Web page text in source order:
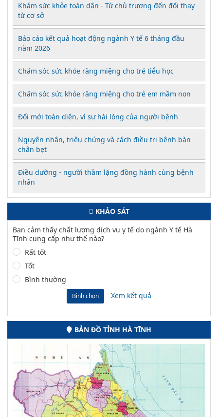
Khám sức khỏe toàn dân - Từ chủ trương đến đổi thay
từ cơ sở
Báo cáo kết quả hoạt động ngành Y tế 6 tháng đầu
năm 2026
Chăm sóc sức khỏe răng miệng cho trẻ tiểu học
Chăm sóc sức khỏe răng miệng cho trẻ em mầm non
Đổi mới toàn diện, vì sự hài lòng của người bệnh
Nguyên nhân, triệu chứng và cách điều trị bệnh bàn
chân bẹt
Điều dưỡng - người thầm lặng đồng hành cùng bệnh
nhân
KHẢO SÁT
Bạn cảm thấy chất lượng dịch vụ y tế do ngành Y tế Hà
Tĩnh cung cấp như thế nào?
Rất tốt
Tốt
Bình thường
Bình chọn Xem kết quả
BẢN ĐỒ TỈNH HÀ TĨNH